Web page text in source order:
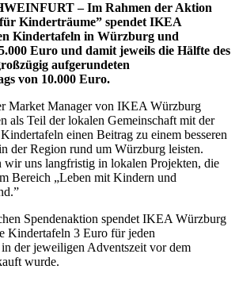
– Im Rahmen der Aktion
Kinderträume” spendet IKEA
Kindertafeln in Würzburg und
Euro und damit jeweils die Hälfte des
aufgerundeten
von 10.000 Euro.
Market Manager von IKEA Würzburg
als Teil der lokalen Gemeinschaft mit der
einen Beitrag zu einem besseren
der Region rund um Würzburg leisten.
wir uns langfristig in lokalen Projekten, die
Bereich „Leben mit Kindern und
Spendenaktion spendet IKEA Würzburg
Kindertafeln 3 Euro für jeden
der jeweiligen Adventszeit vor dem
wurde.